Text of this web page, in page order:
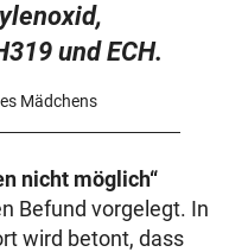
und ECH.
Mädchens
nicht möglich“
Befund vorgelegt. In
wird betont, dass